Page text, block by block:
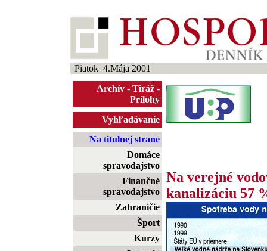
Piatok 4.Mája 2001
Archív - Tiráž -
Prílohy
Vyhľadávanie
Na titulnej strane
Domáce
spravodajstvo
Finančné
spravodajstvo
Zahraničie
Šport
Kurzy
Na verejné
kanalizáciu 57